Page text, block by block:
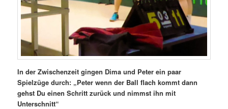
In der Zwischenzeit gingen Dima und Peter ein paar
Spielzüge durch: „Peter wenn der Ball flach kommt dann
gehst Du einen Schritt zurück und nimmst ihn mit
Unterschnitt“